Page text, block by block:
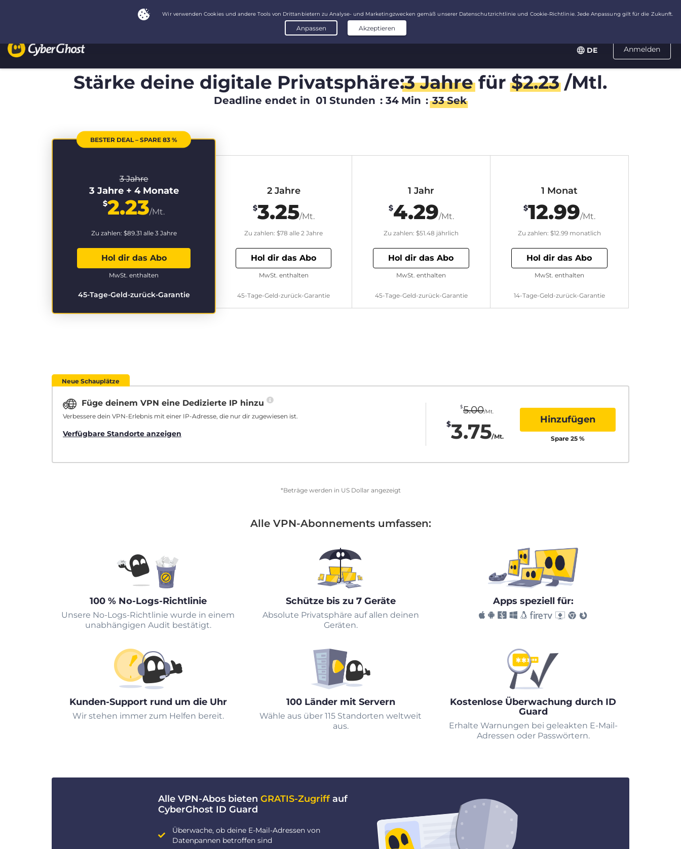
Anmelden
DE
Stärke deine digitale Privatsphäre:3 Jahrefür$2.23/Mtl.
Deadline endet in 01 Stunden : 34 Min : 32 Sek
BESTER DEAL – SPARE 83 %
3 Jahre
3 Jahre + 4 Monate
$2.23/Mt.
Zu zahlen: $89.31 alle 3 Jahre
Hol dir das Abo
45-Tage-Geld-zurück-Garantie
MwSt. enthalten
2 Jahre
$3.25/Mt.
Zu zahlen:$78 alle 2 Jahre
Hol dir das Abo
45-Tage-Geld-zurück-Garantie
MwSt. enthalten
1 Jahr
$4.29/Mt.
Zu zahlen: $51.48 jährlich
Hol dir das Abo
45-Tage-Geld-zurück-Garantie
MwSt. enthalten
1 Monat
$12.99/Mt.
Zu zahlen: $12.99 monatlich
Hol dir das Abo
14-Tage-Geld-zurück-Garantie
MwSt. enthalten
Neue Schauplätze
Füge deinem VPN eine Dedizierte IP hinzu
Verbessere dein VPN-Erlebnis mit einer IP-Adresse, die nur dir zugewiesen ist.
Verfügbare Standorte anzeigen
$5.00/Mt.
$3.75/Mt.
Hinzufügen
Spare 25 %
*Beträge werden in US Dollar angezeigt
Alle VPN-Abonnements umfassen:
100 % No-Logs-Richtlinie
Unsere No-Logs-Richtlinie wurde in einem
unabhängigen Audit bestätigt.
Schütze bis zu 7 Geräte
Absolute Privatsphäre auf allen deinen
Geräten.
Apps speziell für:
Kunden-Support rund um die Uhr
Wir stehen immer zum Helfen bereit.
100 Länder mit Servern
Wähle aus über 115 Standorten weltweit
aus.
Kostenlose Überwachung durch ID
Guard
Erhalte Warnungen bei geleakten E-Mail-
Adressen oder Passwörtern.
Alle VPN-Abos bieten GRATIS-Zugriff auf
CyberGhost ID Guard
Überwache, ob deine E-Mail-Adressen von
Datenpannen betroffen sind